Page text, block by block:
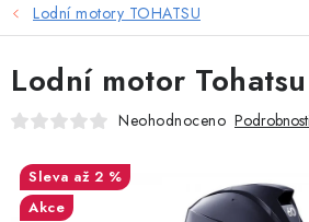
KONTAKTY
LODNÍ MOTORY
Lodní motory TOHATSU
Lodní motor
Neohodnoceno
až 2 %
Akce